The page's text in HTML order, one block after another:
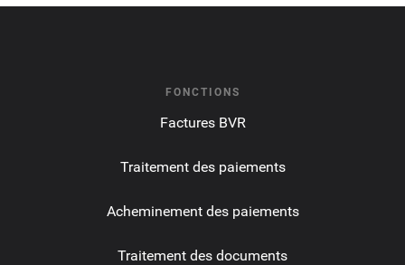
FONCTIONS
Factures BVR
Traitement des paiements
Acheminement des paiements
Traitement des documents